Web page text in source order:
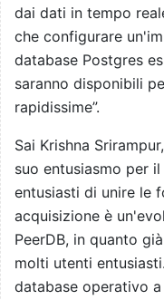
dai dati in tempo
che configurare
database Postgres
saranno disponibili
rapidissime”.
Sai Krishna
suo entusiasmo per
entusiasti di unire le
acquisizione è
PeerDB, in quanto
molti utenti
database operativo